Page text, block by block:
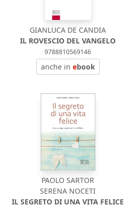
GIANLUCA DE CANDIA
IL ROVESCIO DEL VANGELO
9788810569146
anche in ebook
PAOLO SARTOR
SERENA NOCETI
IL SEGRETO DI UNA VITA FELICE